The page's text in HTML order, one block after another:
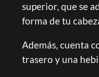
superior, que se
forma de tu
Además, cuenta
trasero y una